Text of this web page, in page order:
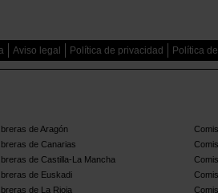
Aviso legal Política de privacidad Política
de Aragón
de Canarias
de Castilla-La Mancha
de Euskadi
de La Rioja